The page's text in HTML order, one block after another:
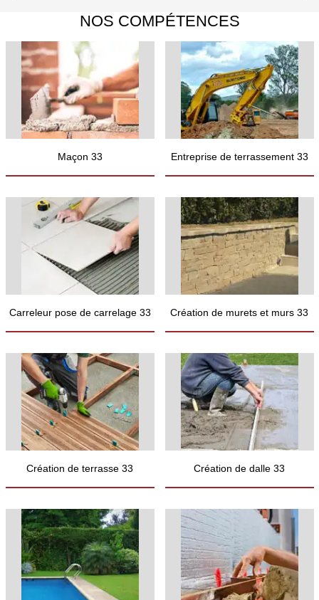
NOS COMPÉTENCES
Maçon 33 Entreprise de terrassement 33
Carreleur pose de carrelage 33 Création de murets et murs 33
Création de terrasse 33 Création de dalle 33